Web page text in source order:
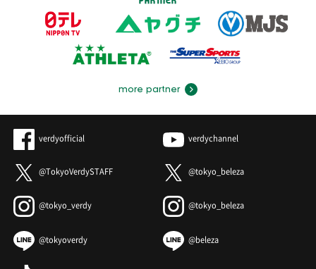
more partner
verdyofficial verdychannel
@TokyoVerdySTAFF @tokyo_beleza
@tokyo_verdy @tokyo_beleza
@tokyoverdy @beleza